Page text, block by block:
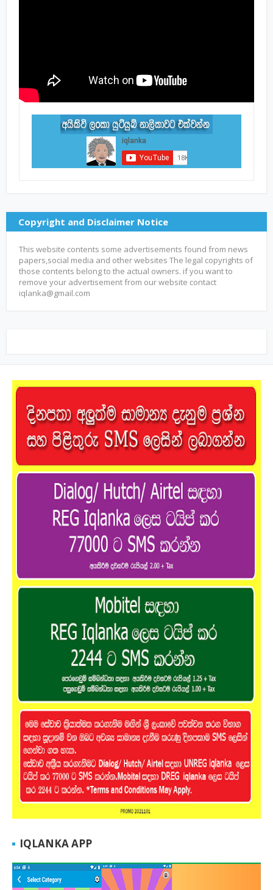
Copyright and Disclaimer Notice
This website contents some advertisements found from news
papers,social media and other websites The legal copyrights of
those contents belong to the actual owners. if you want to
remove your advertisement from our website contact
iqlanka@gmail.com
IQLANKA APP